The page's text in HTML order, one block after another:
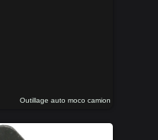
Outillage auto moco camion